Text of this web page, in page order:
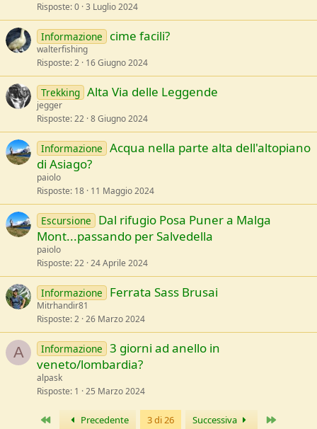
Risposte 0 3 Luglio 2024
Informazione cime facili?
walterfishing
Risposte 2 16 Giugno 2024
Trekking Alta Via delle Leggende
jegger
Risposte 22 8 Giugno 2024
Informazione Acqua nella parte alta dell'altopiano
di Asiago?
paiolo
Risposte 18 11 Maggio 2024
Escursione
Dal rifugio Posa Puner a Malga
Mont...passando per Salvedella
paiolo
Risposte 22 24 Aprile 2024
Informazione Ferrata Sass Brusai
Mitrhandir81
Risposte 2 26 Marzo 2024
A Informazione 3 giorni ad anello in
veneto/lombardia?
alpask
Risposte 1 25 Marzo 2024
Primo Precedente 3 di 26 Successiva